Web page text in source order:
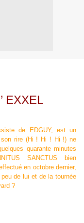
EXXEL
de EDGUY, est un
son rire (Hi ! Hi ! Hi !) ne
quarante minutes
SANCTUS bien
en octobre dernier,
de lui et de la tournée
?